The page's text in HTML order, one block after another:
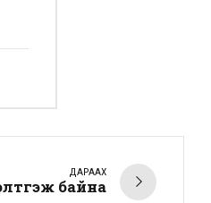
ДАРААХ
байна